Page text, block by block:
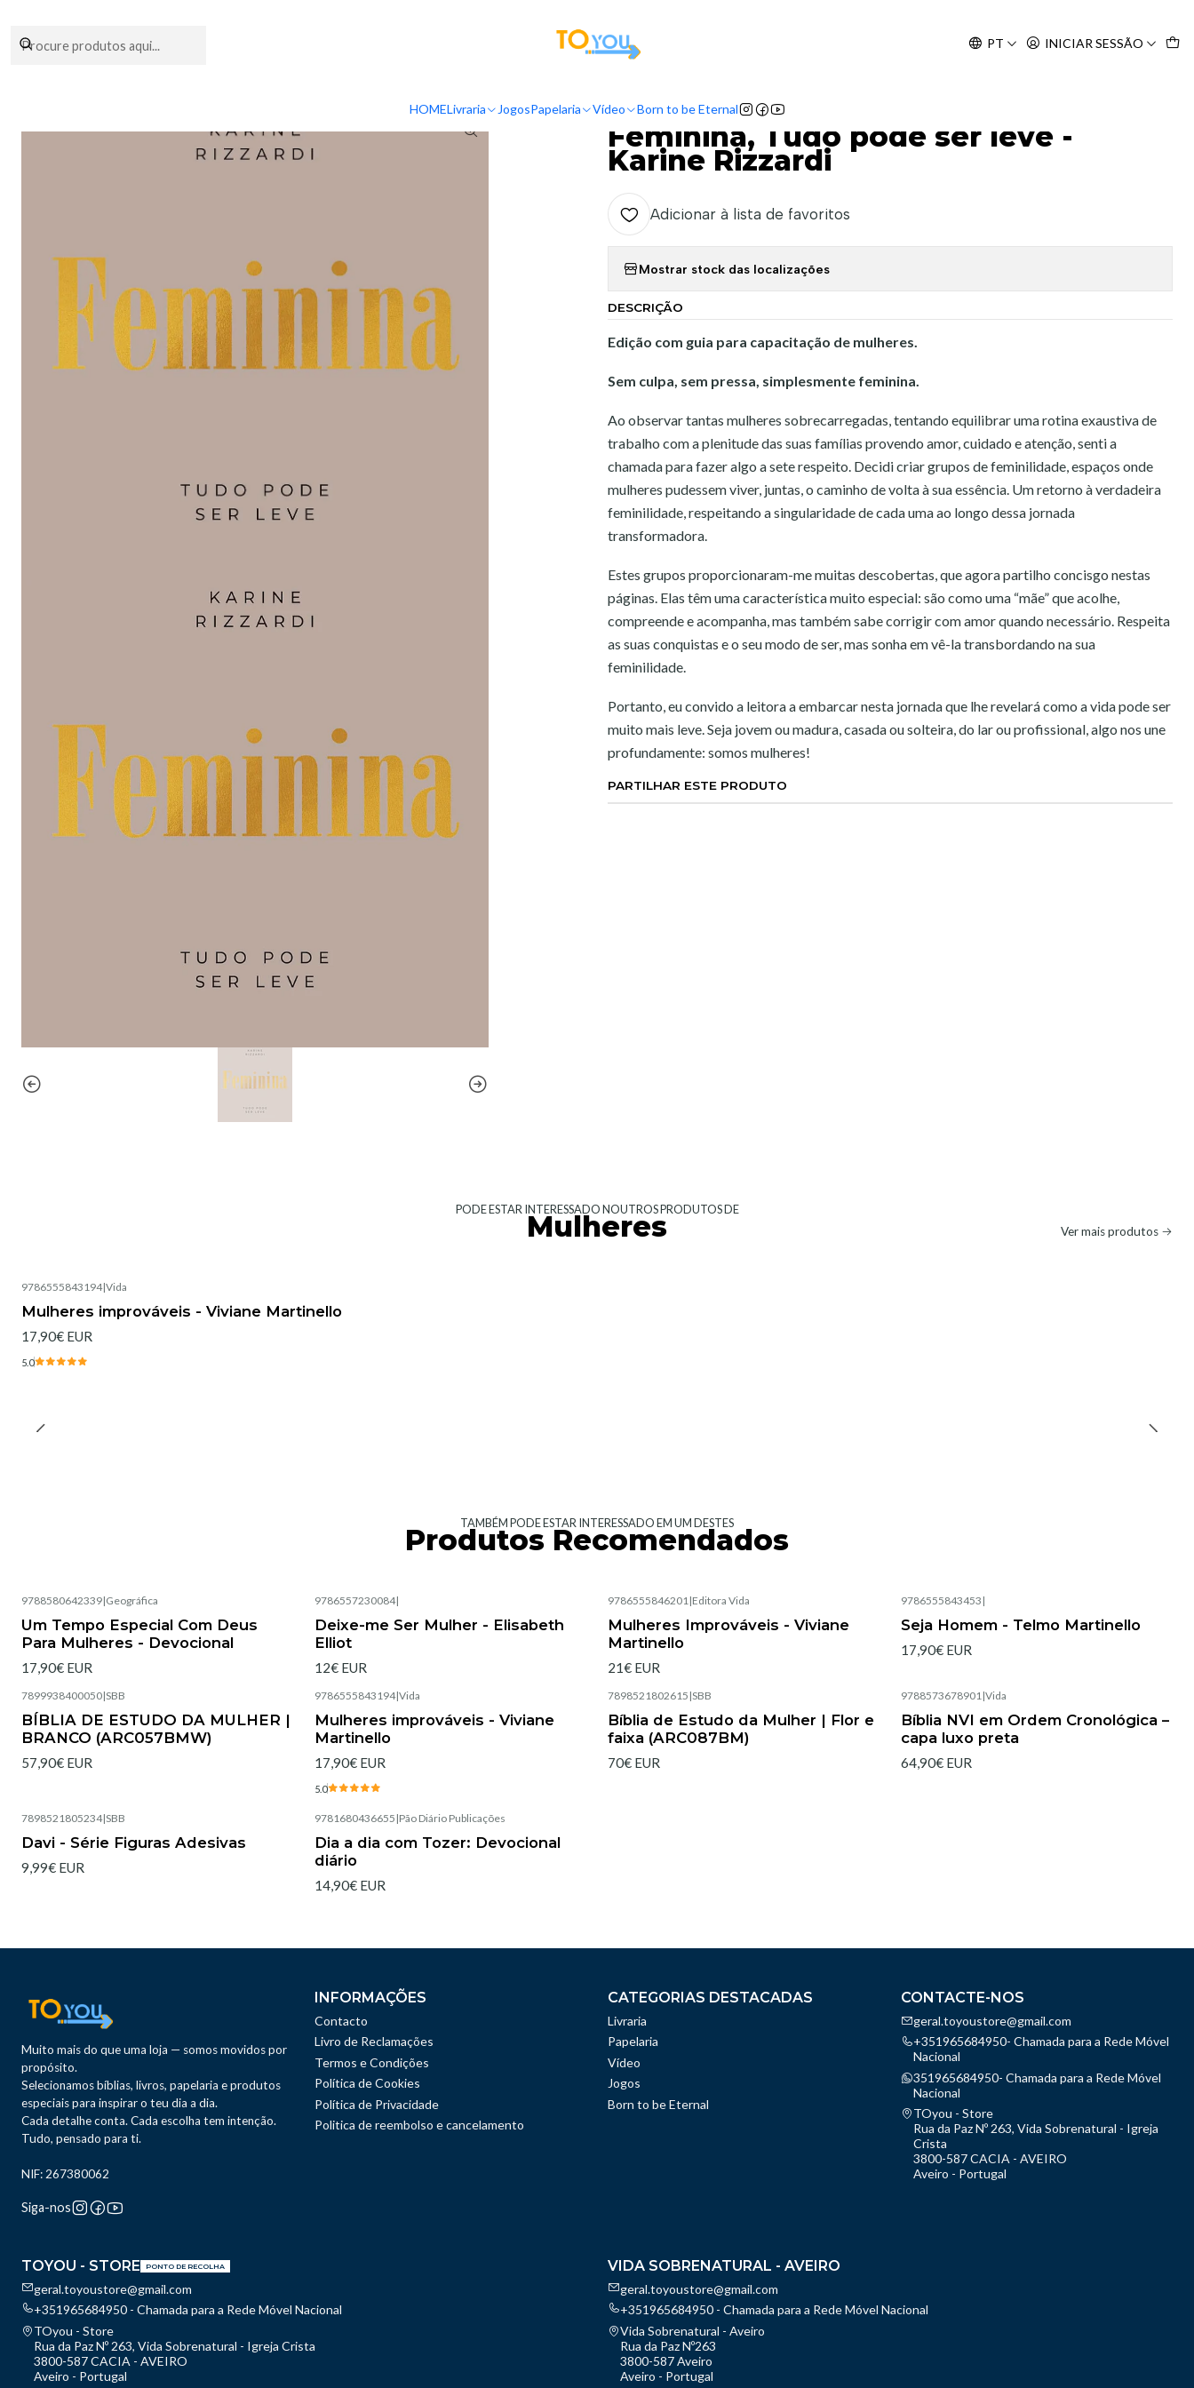
PT INICIAR SESSÃO
HOMELivraria JogosPapelaria Vídeo Born to be Eternal
Feminina, Tudo pode ser leve - Karine Rizzardi
|
Feminina, Tudo pode ser leve -
Karine Rizzardi
Adicionar à lista de favoritos
Mostrar stock das localizações
DESCRIÇÃO
Edição com guia para capacitação de mulheres.
Sem culpa, sem pressa, simplesmente feminina.
Ao observar tantas mulheres sobrecarregadas, tentando equilibrar uma rotina exaustiva de
trabalho com a plenitude das suas famílias provendo amor, cuidado e atenção, senti a
chamada para fazer algo a sete respeito. Decidi criar grupos de feminilidade, espaços onde
mulheres pudessem viver, juntas, o caminho de volta à sua essência. Um retorno à verdadeira
feminilidade, respeitando a singularidade de cada uma ao longo dessa jornada
transformadora.
Estes grupos proporcionaram-me muitas descobertas, que agora partilho concisgo nestas
páginas. Elas têm uma característica muito especial: são como uma “mãe” que acolhe,
compreende e acompanha, mas também sabe corrigir com amor quando necessário. Respeita
as suas conquistas e o seu modo de ser, mas sonha em vê-la transbordando na sua
feminilidade.
Portanto, eu convido a leitora a embarcar nesta jornada que lhe revelará como a vida pode ser
muito mais leve. Seja jovem ou madura, casada ou solteira, do lar ou profissional, algo nos une
profundamente: somos mulheres!
PARTILHAR ESTE PRODUTO
PODE ESTAR INTERESSADO NOUTROS PRODUTOS DE
Mulheres Ver mais produtos
9786555843194|Vida
Mulheres improváveis - Viviane Martinello
17,90€ EUR
5.0
TAMBÉM PODE ESTAR INTERESSADO EM UM DESTES
Produtos Recomendados
9788580642339|Geográfica
Um Tempo Especial Com Deus
Para Mulheres - Devocional
17,90€ EUR
9786557230084|
Deixe-me Ser Mulher - Elisabeth
Elliot
12€ EUR
9786555846201 |Editora Vida
Mulheres Improváveis - Viviane
Martinello
21€ EUR
9786555843453 |
Seja Homem - Telmo Martinello
17,90€ EUR
7899938400050|SBB
BÍBLIA DE ESTUDO DA MULHER |
BRANCO (ARC057BMW)
57,90€ EUR
9786555843194|Vida
Mulheres improváveis - Viviane
Martinello
17,90€ EUR
5.0
7898521802615 |SBB
Bíblia de Estudo da Mulher | Flor e
faixa (ARC087BM)
70€ EUR
9788573678901 |Vida
Bíblia NVI em Ordem Cronológica –
capa luxo preta
64,90€ EUR
7898521805234|SBB
Davi - Série Figuras Adesivas
9,99€ EUR
9781680436655 |Pão Diário Publicações
Dia a dia com Tozer: Devocional
diário
14,90€ EUR
Muito mais do que uma loja — somos movidos por
propósito.
Selecionamos bíblias, livros, papelaria e produtos
especiais para inspirar o teu dia a dia.
Cada detalhe conta. Cada escolha tem intenção.
Tudo, pensado para ti.
NIF: 267380062
Siga-nos
INFORMAÇÕES
Contacto
Livro de Reclamações
Termos e Condições
Política de Cookies
Política de Privacidade
Politica de reembolso e cancelamento
CATEGORIAS DESTACADAS
Livraria
Papelaria
Vídeo
Jogos
Born to be Eternal
CONTACTE-NOS
geral.toyoustore@gmail.com
+351965684950- Chamada para a Rede Móvel
Nacional
351965684950- Chamada para a Rede Móvel
Nacional
TOyou - Store
Rua da Paz Nº 263, Vida Sobrenatural - Igreja
Crista
3800-587 CACIA - AVEIRO
Aveiro - Portugal
TOYOU - STORE PONTO DE RECOLHA
geral.toyoustore@gmail.com
+351965684950 - Chamada para a Rede Móvel Nacional
TOyou - Store
Rua da Paz Nº 263, Vida Sobrenatural - Igreja Crista
3800-587 CACIA - AVEIRO
Aveiro - Portugal
VIDA SOBRENATURAL - AVEIRO
geral.toyoustore@gmail.com
+351965684950 - Chamada para a Rede Móvel Nacional
Vida Sobrenatural - Aveiro
Rua da Paz Nº263
3800-587 Aveiro
Aveiro - Portugal